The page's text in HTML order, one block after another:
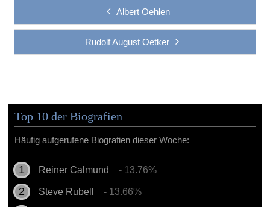
Albert Oehlen
Rudolf August Oetker
Top 10 der Biografien
Häufig aufgerufene Biografien dieser Woche:
Reiner Calmund - 13.76%
Steve Rubell - 13.66%